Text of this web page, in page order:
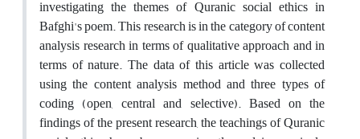
investigating the themes of Quranic social ethics in
Bafghi's poem. This research is in the category of content
analysis research in terms of qualitative approach and in
terms of nature. The data of this article was collected
using the content analysis method and three types of
coding (open, central and selective). Based on the
findings of the present research, the teachings of Quranic